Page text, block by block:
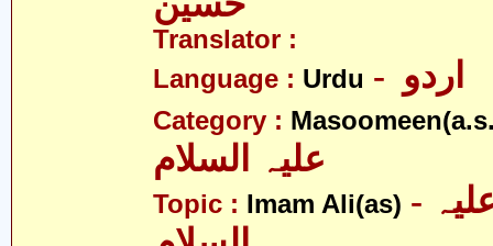
Translator :
Language : Urdu
Category :
Topic : Imam Ali(as) - امام علی علیہ